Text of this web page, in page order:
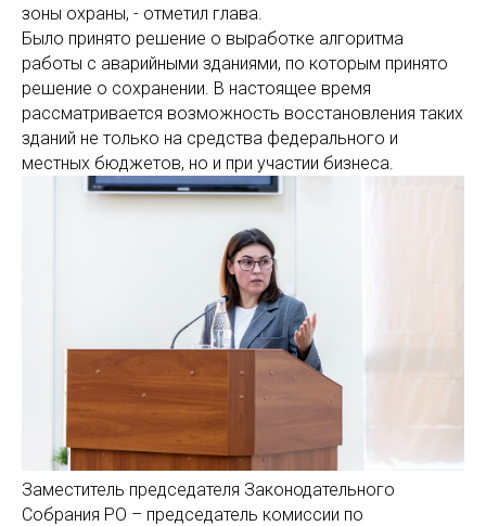
зоны охраны, - отметил глава.
Было принято решение о выработке алгоритма
работы с аварийными зданиями, по которым принято
решение о сохранении. В настоящее время
рассматривается возможность восстановления таких
зданий не только на средства федерального и
местных бюджетов, но и при участии бизнеса.
Заместитель председателя Законодательного
Собрания РО – председатель комиссии по